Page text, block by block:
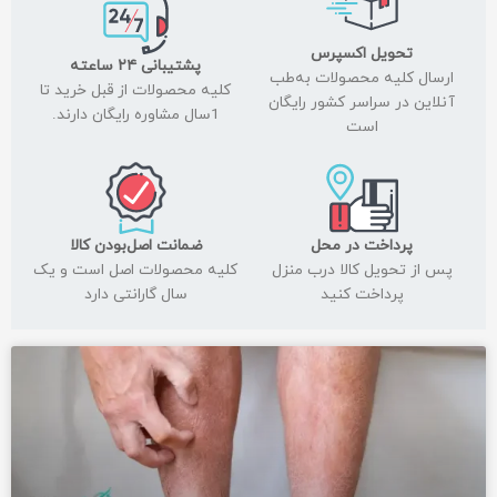
تحویل اکسپرس
ارسال کلیه محصولات به‌طب
آنلاین در سراسر کشور رایگان
است
پشتیبانی ۲۴ ساعته
کلیه محصولات از قبل خرید تا
1سال مشاوره رایگان دارند.
پرداخت در محل
پس از تحویل کالا درب منزل
پرداخت کنید
ضمانت اصل‌بودن کالا
کلیه محصولات اصل است و یک
سال گارانتی دارد